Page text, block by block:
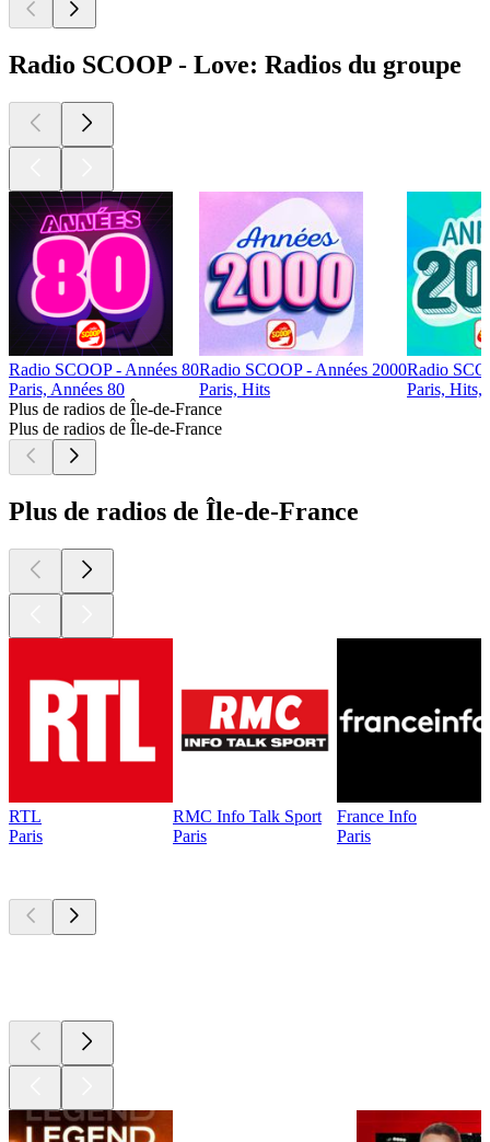
Radio SCOOP - Love: Radios du groupe
Radio SCOOP - Années 80
Paris, Années 80
Radio SCOOP - Années 2000
Paris, Hits
Radio
Paris, Hits,
Plus de radios de Île-de-France
Plus de radios de Île-de-France
Plus de radios de Île-de-France
RTL
Paris
RMC Info Talk Sport
Paris
France Info
Paris